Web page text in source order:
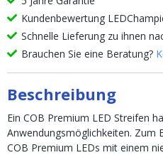
Kundenbewertung
Schnelle Lieferung zu ihnen
Brauchen Sie eine Beratung?
Beschreibung
Ein COB Premium LED Streifen
Anwendungsmöglichkeiten. Zum
COB Premium LEDs mit einem